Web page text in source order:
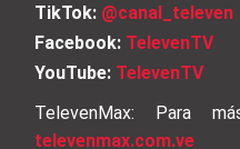
TikTok: @canal_televen
Facebook: TelevenTV
YouTube: TelevenTV
TelevenMax: Para
televenmax.com.ve